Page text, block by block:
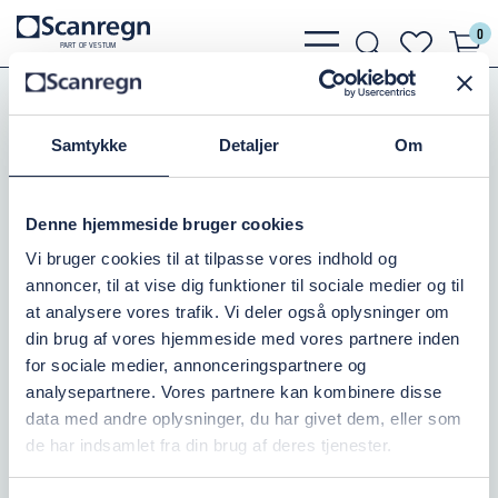
Samtykke Detaljer Om
Denne hjemmeside bruger cookies
Vi bruger cookies til at tilpasse vores indhold og
annoncer, til at vise dig funktioner til sociale medier og til
at analysere vores trafik. Vi deler også oplysninger om
din brug af vores hjemmeside med vores partnere inden
for sociale medier, annonceringspartnere og
analysepartnere. Vores partnere kan kombinere disse
data med andre oplysninger, du har givet dem, eller som
de har indsamlet fra din brug af deres tjenester.
PARTOF VESTUM
bars
light
search
light
heart 0
Slanger, Spændebånd
Suge og Trykslanger
SUGESL. GRØN/TRANSP. 63MM
Varenr.:
På lager: 10+
172,50 DKKinkl. moms
Læg i kurv